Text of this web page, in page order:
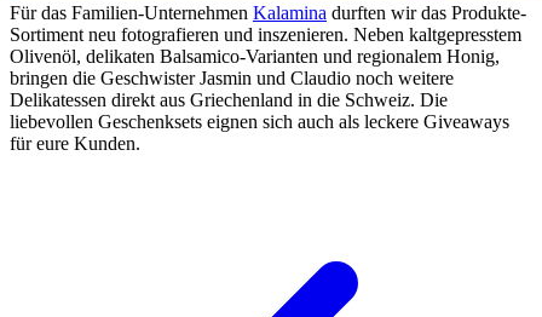
Für das Familien-Unternehmen Kalamina durften wir das Produkte-
Sortiment neu fotografieren und inszenieren. Neben kaltgepresstem
Olivenöl, delikaten Balsamico-Varianten und regionalem Honig,
bringen die Geschwister Jasmin und Claudio noch weitere
Delikatessen direkt aus Griechenland in die Schweiz. Die
liebevollen Geschenksets eignen sich auch als leckere Giveaways
für eure Kunden.